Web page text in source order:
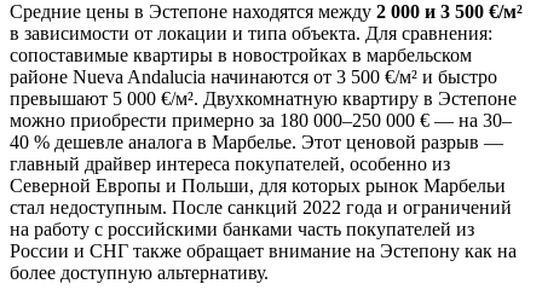
Средние цены в Эстепоне находятся между 2 000 и 3 500 €/м²
в зависимости от локации и типа объекта. Для сравнения:
сопоставимые квартиры в новостройках в марбельском
районе Nueva Andalucia начинаются от 3 500 €/м² и быстро
превышают 5 000 €/м². Двухкомнатную квартиру в Эстепоне
можно приобрести примерно за 180 000–250 000 € — на 30–
40 % дешевле аналога в Марбелье. Этот ценовой разрыв —
главный драйвер интереса покупателей, особенно из
Северной Европы и Польши, для которых рынок Марбельи
стал недоступным. После санкций 2022 года и ограничений
на работу с российскими банками часть покупателей из
России и СНГ также обращает внимание на Эстепону как на
более доступную альтернативу.